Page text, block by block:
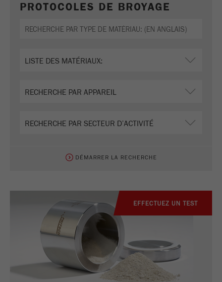
PROTOCOLES DE BROYAGE
DÉMARRER LA RECHERCHE
EFFECTUEZ UN TEST